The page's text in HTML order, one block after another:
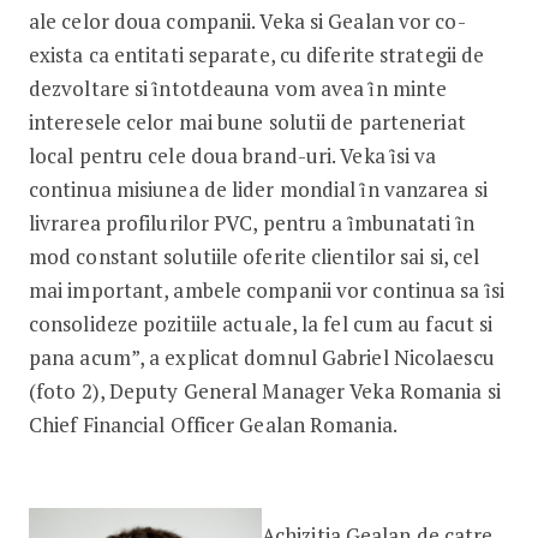
ale celor doua companii. Veka si Gealan vor co-
exista ca entitati separate, cu diferite strategii de
dezvoltare si ȋntotdeauna vom avea ȋn minte
interesele celor mai bune solutii de parteneriat
local pentru cele doua brand-uri. Veka ȋsi va
continua misiunea de lider mondial ȋn vanzarea si
livrarea profilurilor PVC, pentru a ȋmbunatati ȋn
mod constant solutiile oferite clientilor sai si, cel
mai important, ambele companii vor continua sa ȋsi
consolideze pozitiile actuale, la fel cum au facut si
pana acum”, a explicat domnul Gabriel Nicolaescu
(foto 2), Deputy General Manager Veka Romania si
Chief Financial Officer Gealan Romania.